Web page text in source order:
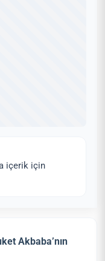
içerik için
Akbaba’nın